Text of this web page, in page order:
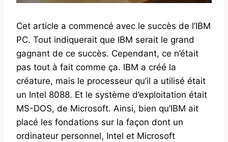
Cet article a commencé avec le succès de l’IBM
PC. Tout indiquerait que IBM serait le grand
gagnant de ce succès. Cependant, ce n’était
pas tout à fait comme ça. IBM a créé la
créature, mais le processeur qu’il a utilisé était
un Intel 8088. Et le système d’exploitation était
MS-DOS, de Microsoft. Ainsi, bien qu’IBM ait
placé les fondations sur la façon dont un
ordinateur personnel, Intel et Microsoft